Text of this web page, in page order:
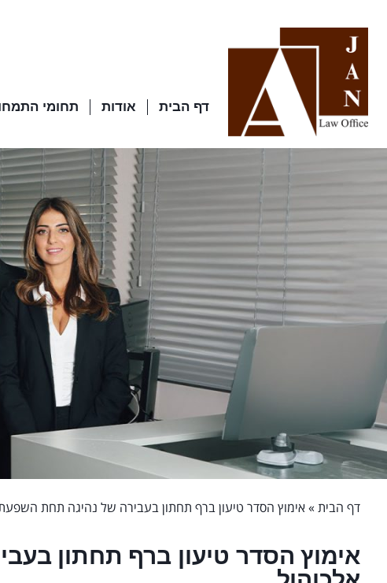
דף הבית אודות תחומי
דף הבית »אימוץ הסדר טיעון ברף תחתון בעבירה של נהיגה תחת
אימוץ הסדר טיעון ברף תחתון